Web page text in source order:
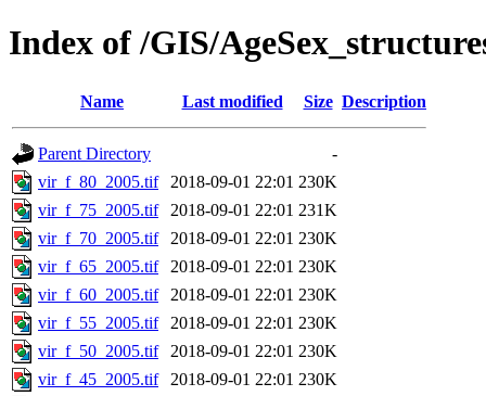
Index of /GIS/
Name Last modified Size Description
Parent Directory
-
vir_f_80_2005.tif
2018-09-01 22:01 230K
vir_f_75_2005.tif
2018-09-01 22:01 231K
vir_f_70_2005.tif
2018-09-01 22:01 230K
vir_f_65_2005.tif
2018-09-01 22:01 230K
vir_f_60_2005.tif
2018-09-01 22:01 230K
vir_f_55_2005.tif
2018-09-01 22:01 230K
vir_f_50_2005.tif
2018-09-01 22:01 230K
vir_f_45_2005.tif
2018-09-01 22:01 230K